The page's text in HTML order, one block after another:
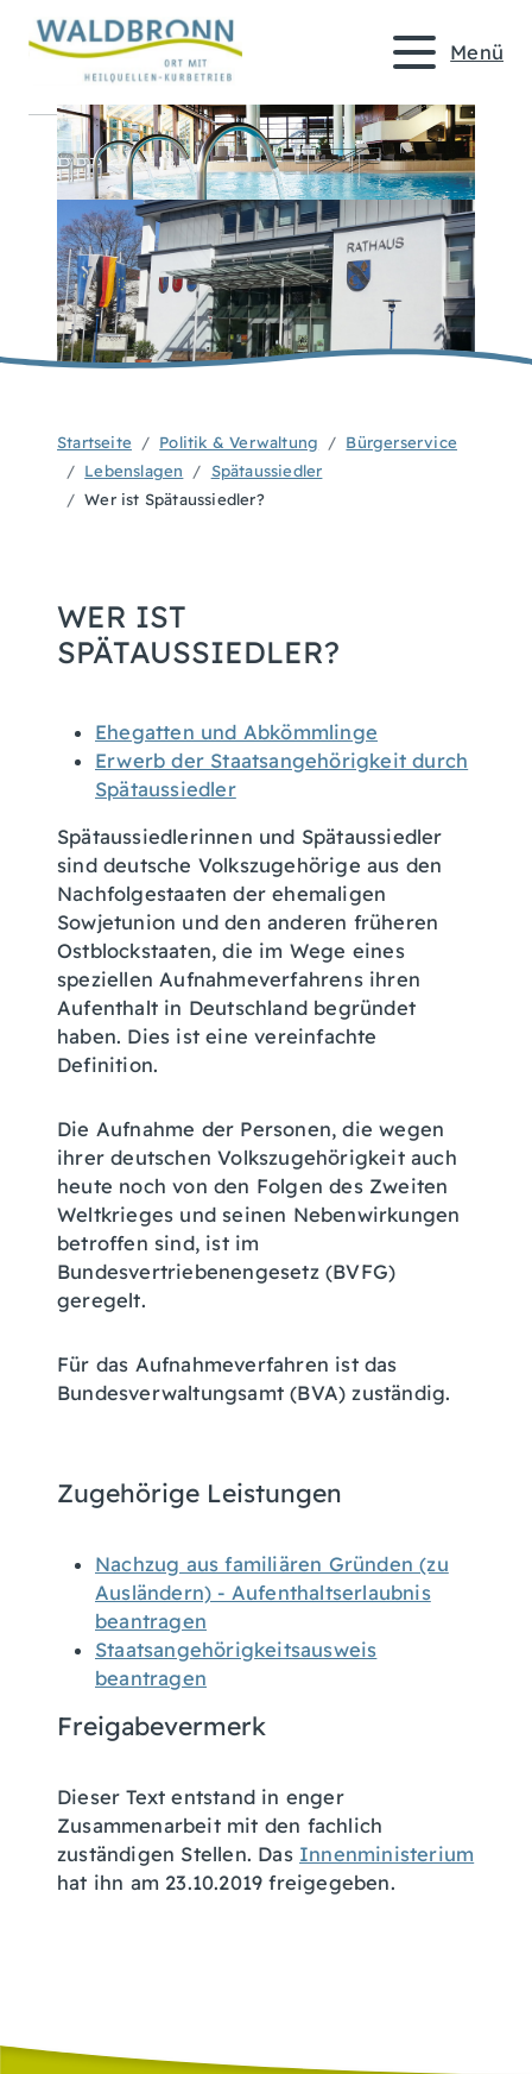
Menü
Startseite Politik & Verwaltung
Bürgerservice
Lebenslagen
Spätaussiedler
Wer ist Spätaussiedler?
WER IST
SPÄTAUSSIEDLER?
Ehegatten und Abkömmlinge
Erwerb der Staatsangehörigkeit durch
Spätaussiedler
Spätaussiedlerinnen und Spätaussiedler
sind deutsche Volkszugehörige aus den
Nachfolgestaaten der ehemaligen
Sowjetunion und den anderen früheren
Ostblockstaaten, die im Wege eines
speziellen Aufnahmeverfahrens ihren
Aufenthalt in Deutschland begründet
haben. Dies ist eine vereinfachte
Definition.
Die Aufnahme der Personen, die wegen
ihrer deutschen Volkszugehörigkeit auch
heute noch von den Folgen des Zweiten
Weltkrieges und seinen Nebenwirkungen
betroffen sind, ist im
Bundesvertriebenengesetz (BVFG)
geregelt.
Für das Aufnahmeverfahren ist das
Bundesverwaltungsamt (BVA) zuständig.
Zugehörige Leistungen
Nachzug aus familiären Gründen (zu
Ausländern) - Aufenthaltserlaubnis
beantragen
Staatsangehörigkeitsausweis
beantragen
Freigabevermerk
Dieser Text entstand in enger
Zusammenarbeit mit den fachlich
zuständigen Stellen. Das Innenministerium
hat ihn am 23.10.2019 freigegeben.